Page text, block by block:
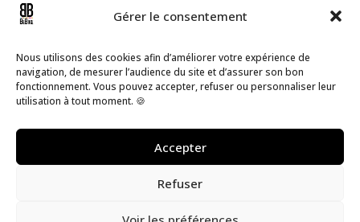
Gérer le consentement
Nous utilisons des cookies afin d’améliorer votre expérience de
navigation, de mesurer l’audience du site et d’assurer son bon
fonctionnement. Vous pouvez accepter, refuser ou personnaliser leur
utilisation à tout moment. 🍪
Accepter
Refuser

10, Lotissement Vulcalux 8399 Windhof,
Luxembourg
+352 20 60 13 16